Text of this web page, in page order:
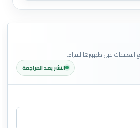
التعليقات قبل ظهورها للقراء.
النشر بعد المراجعة